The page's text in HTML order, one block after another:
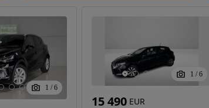
1 / 6
1 / 6
15 490 EUR